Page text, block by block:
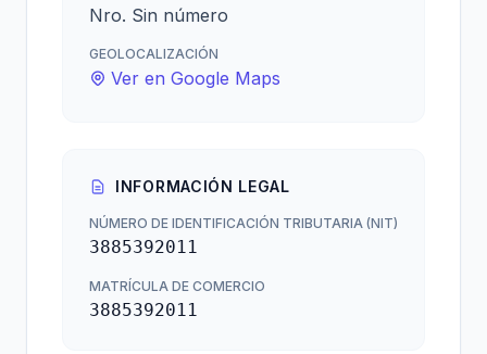
Nro. Sin número
GEOLOCALIZACIÓN
Ver en Google Maps
INFORMACIÓN LEGAL
NÚMERO DE IDENTIFICACIÓN TRIBUTARIA (NIT)
3885392011
MATRÍCULA DE COMERCIO
3885392011